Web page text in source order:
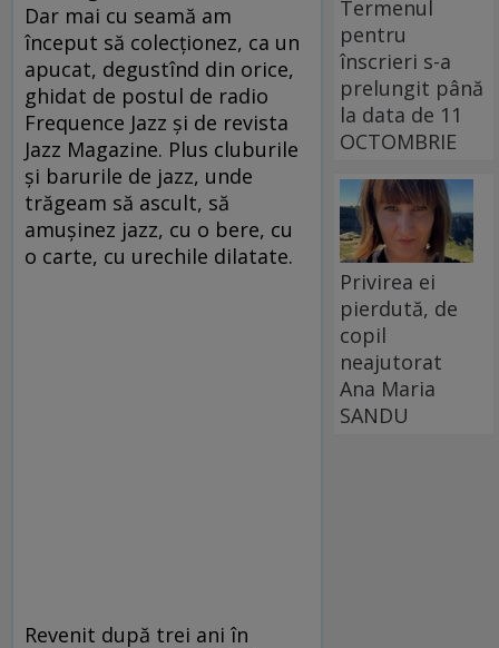
Dar mai cu seamă am
început să colecţionez, ca un
apucat, degustînd din orice,
ghidat de postul de radio
Frequence Jazz şi de revista
Jazz Magazine. Plus cluburile
şi barurile de jazz, unde
trăgeam să ascult, să
amuşinez jazz, cu o bere, cu
o carte, cu urechile dilatate.
Revenit după trei ani în
Termenul
pentru
înscrieri s-a
prelungit până
la data de 11
OCTOMBRIE
Privirea ei
pierdută, de
copil
neajutorat
Ana Maria
SANDU